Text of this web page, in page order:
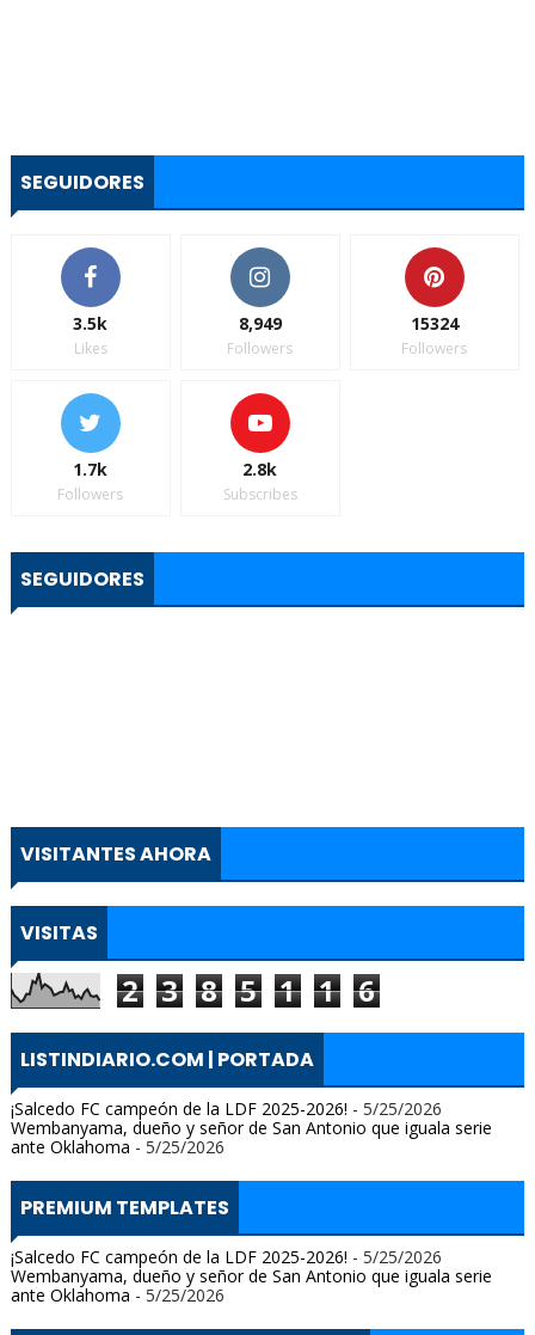
SEGUIDORES
3.5k
Likes
8,949
Followers
15324
Followers
1.7k
Followers
2.8k
Subscribes
SEGUIDORES
VISITANTES AHORA
VISITAS
2 3 8 5 1 1 6
LISTINDIARIO.COM | PORTADA
¡Salcedo FC campeón de la LDF 2025-2026! - 5/25/2026
Wembanyama, dueño y señor de San Antonio que iguala serie
ante Oklahoma - 5/25/2026
PREMIUM TEMPLATES
¡Salcedo FC campeón de la LDF 2025-2026! - 5/25/2026
Wembanyama, dueño y señor de San Antonio que iguala serie
ante Oklahoma - 5/25/2026